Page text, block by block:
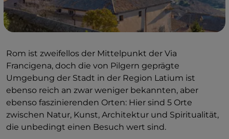
Rom ist zweifellos der Mittelpunkt der Via
Francigena, doch die von Pilgern geprägte
Umgebung der Stadt in der Region Latium ist
ebenso reich an zwar weniger bekannten, aber
ebenso faszinierenden Orten: Hier sind 5 Orte
zwischen Natur, Kunst, Architektur und Spiritualität,
die unbedingt einen Besuch wert sind.